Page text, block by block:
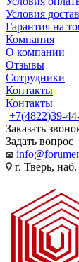
Условия
Гарантия на
Компания
О компании
Отзывы
Сотрудники
Контакты
Контакты
+7(4822)39-
Заказать
Задать вопрос
г. Тверь,